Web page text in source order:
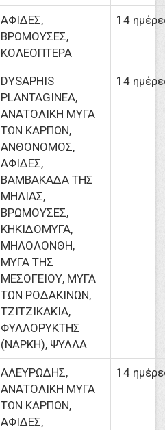
ΑΦΙΔΕΣ,
ΒΡΩΜΟΥΣΕΣ,
ΚΟΛΕΟΠΤΕΡΑ
14
DYSAPHIS
PLANTAGINEA,
ΑΝΑΤΟΛΙΚΗ ΜΥΓΑ
ΤΩΝ ΚΑΡΠΩΝ,
ΑΝΘΟΝΟΜΟΣ,
ΑΦΙΔΕΣ,
ΒΑΜΒΑΚΑΔΑ ΤΗΣ
ΜΗΛΙΑΣ,
ΒΡΩΜΟΥΣΕΣ,
ΚΗΚΙΔΟΜΥΓΑ,
ΜΗΛΟΛΟΝΘΗ,
ΜΥΓΑ ΤΗΣ
ΜΕΣΟΓΕΙΟΥ, ΜΥΓΑ
ΤΩΝ ΡΟΔΑΚΙΝΩΝ,
ΤΖΙΤΖΙΚΑΚΙΑ,
ΦΥΛΛΟΡΥΚΤΗΣ
(ΝΑΡΚΗ), ΨΥΛΛΑ
14
ΑΛΕΥΡΩΔΗΣ,
ΑΝΑΤΟΛΙΚΗ ΜΥΓΑ
ΤΩΝ ΚΑΡΠΩΝ,
ΑΦΙΔΕΣ,
14